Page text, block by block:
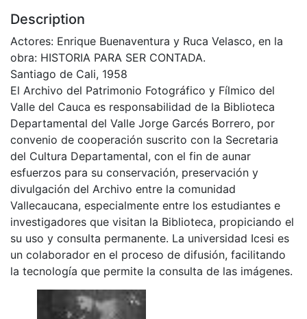
Description
Actores: Enrique Buenaventura y Ruca Velasco, en la
obra: HISTORIA PARA SER CONTADA.
Santiago de Cali, 1958
El Archivo del Patrimonio Fotográfico y Fílmico del
Valle del Cauca es responsabilidad de la Biblioteca
Departamental del Valle Jorge Garcés Borrero, por
convenio de cooperación suscrito con la Secretaria
del Cultura Departamental, con el fin de aunar
esfuerzos para su conservación, preservación y
divulgación del Archivo entre la comunidad
Vallecaucana, especialmente entre los estudiantes e
investigadores que visitan la Biblioteca, propiciando el
su uso y consulta permanente. La universidad Icesi es
un colaborador en el proceso de difusión, facilitando
la tecnología que permite la consulta de las imágenes.